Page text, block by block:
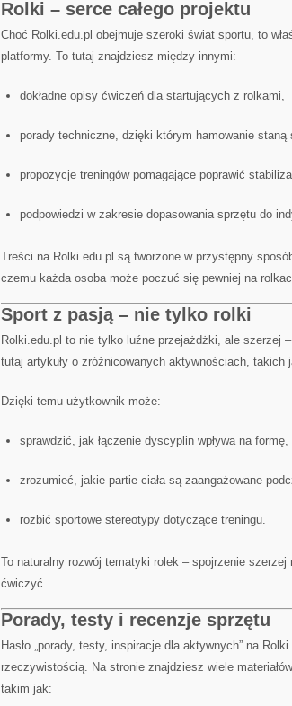
Rolki – serce całego projektu
Choć Rolki.edu.pl obejmuje szeroki świat sportu, to
platformy. To tutaj znajdziesz między innymi:
dokładne opisy ćwiczeń dla startujących z rolkami,
porady techniczne, dzięki którym hamowanie staną
propozycje treningów pomagające poprawić
podpowiedzi w zakresie dopasowania sprzętu do
Treści na Rolki.edu.pl są tworzone w przystępny
czemu każda osoba może poczuć się pewniej na
Sport z pasją – nie tylko rolki
Rolki.edu.pl to nie tylko luźne przejażdżki, ale szerzej
tutaj artykuły o zróżnicowanych aktywnościach, takich
Dzięki temu użytkownik może:
sprawdzić, jak łączenie dyscyplin wpływa na formę,
zrozumieć, jakie partie ciała są zaangażowane
rozbić sportowe stereotypy dotyczące treningu.
To naturalny rozwój tematyki rolek – spojrzenie szerzej
ćwiczyć.
Porady, testy i recenzje sprzętu
Hasło „porady, testy, inspiracje dla aktywnych” na
rzeczywistością. Na stronie znajdziesz wiele
takim jak: